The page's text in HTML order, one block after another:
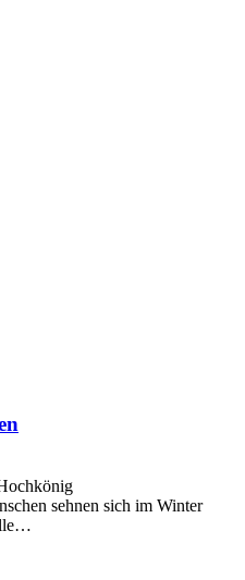
sehnen sich im Winter